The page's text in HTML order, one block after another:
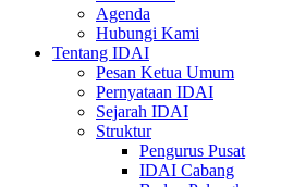
Agenda
Hubungi Kami
Tentang IDAI
Pesan Ketua Umum
Pernyataan IDAI
Sejarah IDAI
Struktur
Pengurus Pusat
IDAI Cabang